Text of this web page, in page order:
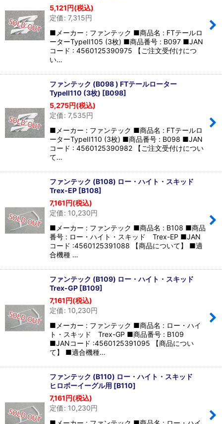
5,121円(税込)
定価: 7,315円
■メーカー : ファンテック ■商品名 : FTテールロ
ーターTypeII105 (3枚) ■商品番号 : B097 ■JAN
コード : 4560125390975 【ご注文受付けにつ
い…
ファンテック (B098 ) FTテールローター
TypeII110 (3枚) [B098]
5,275円(税込)
定価: 7,535円
■メーカー : ファンテック ■商品名 : FTテールロ
ーターTypeII110 (3枚) ■商品番号 : B098 ■JAN
コード : 4560125390982 【ご注文受付けについ
て…
ファンテック (B108) ロー・ハイト・スキッド
Trex-EP [B108]
7,161円(税込)
定価: 10,230円
■メーカー : ファンテック ■商品名 : B108 ■商品
番号 : ロー・ハイト・スキッド Trex-EP ■JAN
コード :4560125391088 【商品について】 ■適
合機種 …
ファンテック (B109) ロー・ハイト・スキッド
Trex-GP [B109]
7,161円(税込)
定価: 10,230円
■メーカー : ファンテック ■商品名 : ロー・ハイ
ト・スキッド Trex-GP ■商品番号 : B109
■JANコード :4560125391095 【商品につい
て】 ■適合機種…
ファンテック (B110) ロー・ハイト・スキッド
ヒロボーイーグル用 [B110]
7,161円(税込)
定価: 10,230円